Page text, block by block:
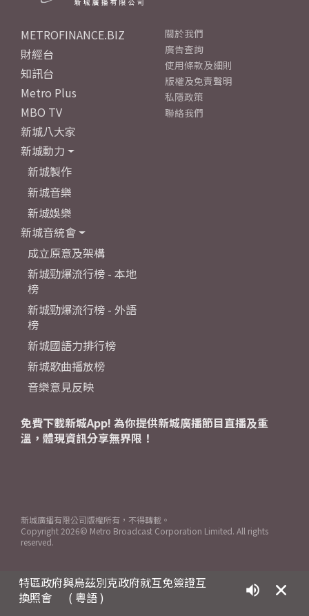
特區政府與烏茲別克政府就互免簽證互
換照會
( 粵語 )
METROFINANCE.BIZ
財經台
知訊台
Metro Plus
MBO TV
新城八大家
新城動力
新城製作
新城音樂
新城娛樂
新城音統會
成立原意及架構
新城勁爆流行榜 - 本地
榜
新城勁爆流行榜 - 外語
榜
新城國語力排行榜
新城歌曲播放榜
音樂意見反映
關於我們
廣告查詢
使用條款及細則
版權及免責聲明
私隱政策
聯絡我們
免費下載新城App! 為你提供新城廣播節目直播及重
溫，體現資訊分享無界限！
新城廣播有限公司版權所有，不得轉載。
Copyright 2026© Metro Broadcast Corporation Limited. All rights
reserved.